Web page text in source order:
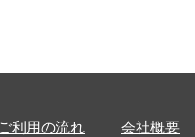
ご利用の流れ 会社概要